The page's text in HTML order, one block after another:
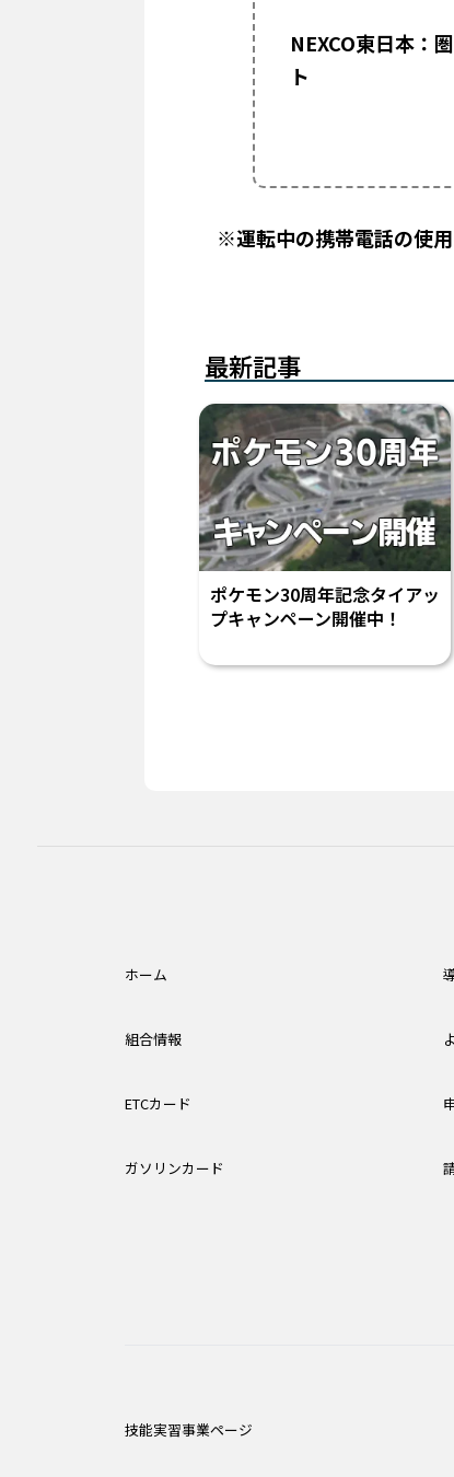
NEXCO東日本：
ト
※運転中の携帯電話の使用
最新記事
ポケモン30周年記念タイアッ
プキャンペーン開催中！
ホーム
組合情報
ETCカード
ガソリンカード
技能実習事業ページ